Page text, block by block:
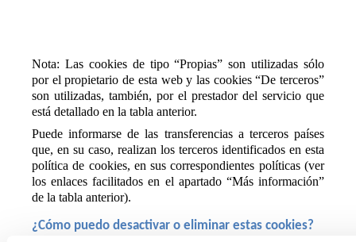
Nota: Las cookies de tipo “Propias” son utilizadas sólo
por el propietario de esta web y las cookies “De terceros”
son utilizadas, también, por el prestador del servicio que
está detallado en la tabla anterior.
Puede informarse de las transferencias a terceros países
que, en su caso, realizan los terceros identificados en esta
política de cookies, en sus correspondientes políticas (ver
los enlaces facilitados en el apartado “Más información”
de la tabla anterior).
¿Cómo puedo desactivar o eliminar estas cookies?